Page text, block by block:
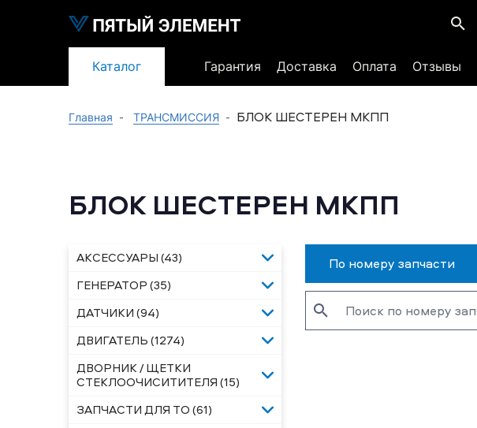
Каталог Гарантия Доставка Оплата Отзывы
Главная ТРАНСМИССИЯ БЛОК ШЕСТЕРЕН МКПП
БЛОК ШЕСТЕРЕН МКПП
АКСЕССУАРЫ (43)
ГЕНЕРАТОР (35)
ДАТЧИКИ (94)
ДВИГАТЕЛЬ (1274)
ДВОРНИК / ЩЕТКИ
СТЕКЛООЧИСИТИТЕЛЯ (15)
ЗАПЧАСТИ ДЛЯ ТО (61)
По номеру запчасти